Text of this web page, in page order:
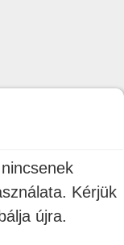
Kérjük
újra.